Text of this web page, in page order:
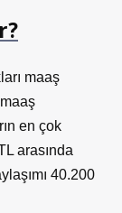
maaş
en çok
arasında
40.200